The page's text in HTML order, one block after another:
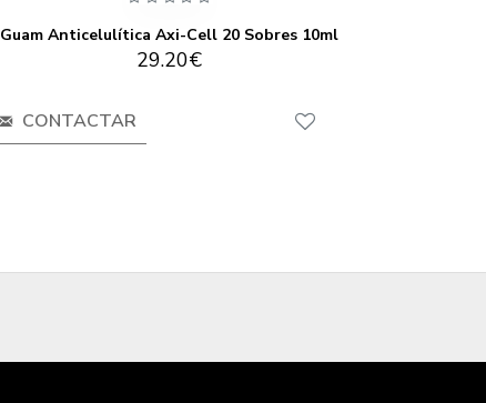
Guam Anticelulítica Axi-Cell 20 Sobres 10ml
29.20€
CONTACTAR